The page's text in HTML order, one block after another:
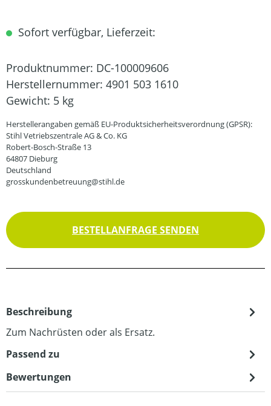
Sofort verfügbar, Lieferzeit:
Produktnummer: DC-100009606
Herstellernummer: 4901 503 1610
Gewicht: 5 kg
Herstellerangaben gemäß EU-Produktsicherheitsverordnung (GPSR):
Stihl Vetriebszentrale AG & Co. KG
Robert-Bosch-Straße 13
64807 Dieburg
Deutschland
grosskundenbetreuung@stihl.de
BESTELLANFRAGE SENDEN
Beschreibung
Zum Nachrüsten oder als Ersatz.
Passend zu
Bewertungen